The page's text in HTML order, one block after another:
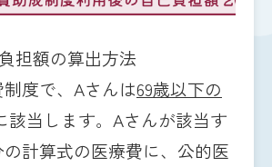
担額の算出方法
度で、Aさんは69歳以下の
該当します。Aさんが該当す
の計算式の医療費に、公的医